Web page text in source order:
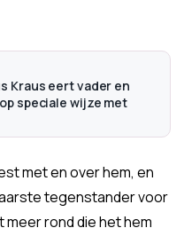
Kraus eert vader en
speciale wijze met
met en over hem, en
tegenstander voor
meer rond die het hem